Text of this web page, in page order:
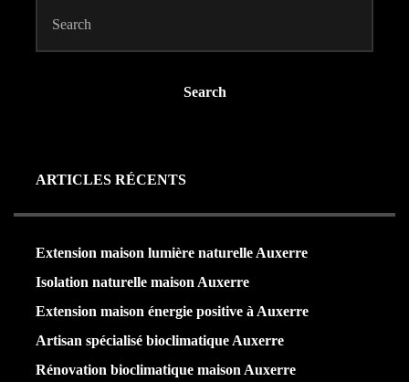
Search
ARTICLES RÉCENTS
Extension maison lumière naturelle Auxerre
Isolation naturelle maison Auxerre
Extension maison énergie positive à Auxerre
Artisan spécialisé bioclimatique Auxerre
Rénovation bioclimatique maison Auxerre